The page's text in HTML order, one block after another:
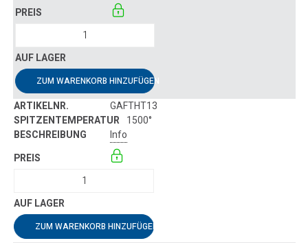
ZUM WARENKORB HINZUFÜGEN
GAFTHT13
1500°
Info
ZUM WARENKORB HINZUFÜGEN